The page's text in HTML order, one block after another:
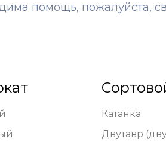
помощь,
Катанка
Двутавр